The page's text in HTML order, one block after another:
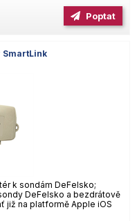
Poptat
SmartLink
k sondám DeFelsko;
DeFelsko a bezdrátově
již na platformě Apple iOS